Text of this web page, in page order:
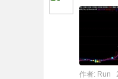
作者: Run